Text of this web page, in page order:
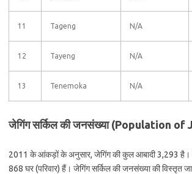
11 Tageng N/A
12 Tayeng N/A
13 Tenemoka N/A
जेगिंग सर्किल की जनसंख्या (Population of
2011 के आंकड़ों के अनुसार, जेगिंग की कुल आबादी 3,293 है।
868 घर (परिवार) हैं। जेगिंग सर्किल की जनसंख्या की विस्तृत